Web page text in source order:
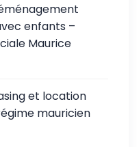
enfants –
Maurice
et location
mauricien